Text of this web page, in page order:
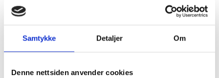
Samtykke Detaljer Om
Denne nettsiden anvender cookies